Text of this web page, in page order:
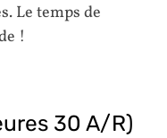
Le temps de
!
30 A/R)